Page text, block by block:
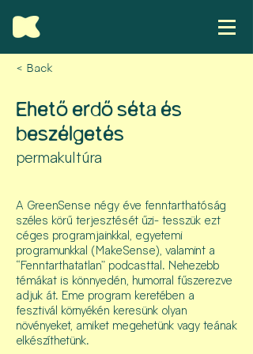
< Back
Ehető erdő séta és
beszélgetés
permakultúra
A GreenSense négy éve fenntarthatóság
széles körű terjesztését űzi- tesszük ezt
céges programjainkkal, egyetemi
programunkkal (MakeSense), valamint a
“Fenntarthatatlan” podcasttal. Nehezebb
témákat is könnyedén, humorral fűszerezve
adjuk át. Eme program keretében a
fesztivál környékén keresünk olyan
növényeket, amiket megehetünk vagy teának
elkészíthetünk.